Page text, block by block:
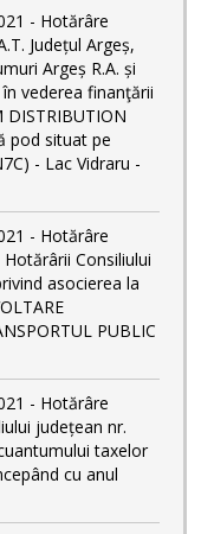
- Hotărâre
Județul Argeș,
Argeș R.A. și
în vederea finanţării
DISTRIBUTION
pod situat pe
- Lac Vidraru -
- Hotărâre
Consiliului
asocierea la
PUBLIC
- Hotărâre
județean nr.
taxelor
cu anul